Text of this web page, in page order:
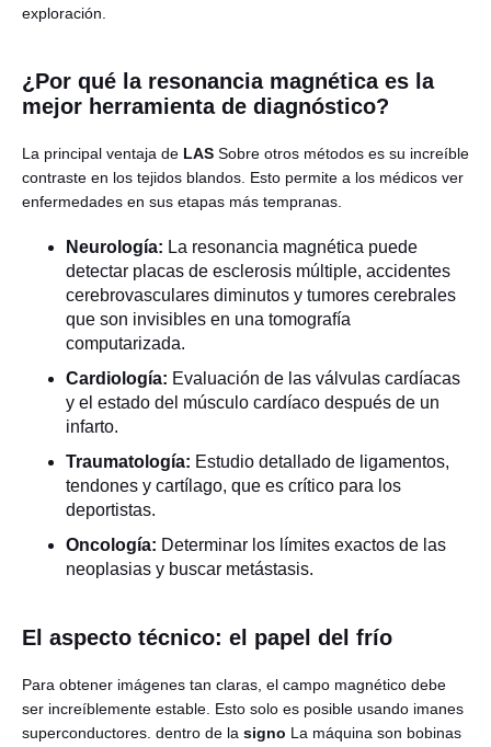
exploración.
¿Por qué la resonancia magnética es la
mejor herramienta de diagnóstico?
La principal ventaja de LAS Sobre otros métodos es su increíble
contraste en los tejidos blandos. Esto permite a los médicos ver
enfermedades en sus etapas más tempranas.
Neurología: La resonancia magnética puede
detectar placas de esclerosis múltiple, accidentes
cerebrovasculares diminutos y tumores cerebrales
que son invisibles en una tomografía
computarizada.
Cardiología: Evaluación de las válvulas cardíacas
y el estado del músculo cardíaco después de un
infarto.
Traumatología: Estudio detallado de ligamentos,
tendones y cartílago, que es crítico para los
deportistas.
Oncología: Determinar los límites exactos de las
neoplasias y buscar metástasis.
El aspecto técnico: el papel del frío
Para obtener imágenes tan claras, el campo magnético debe
ser increíblemente estable. Esto solo es posible usando imanes
superconductores. dentro de la signo La máquina son bobinas